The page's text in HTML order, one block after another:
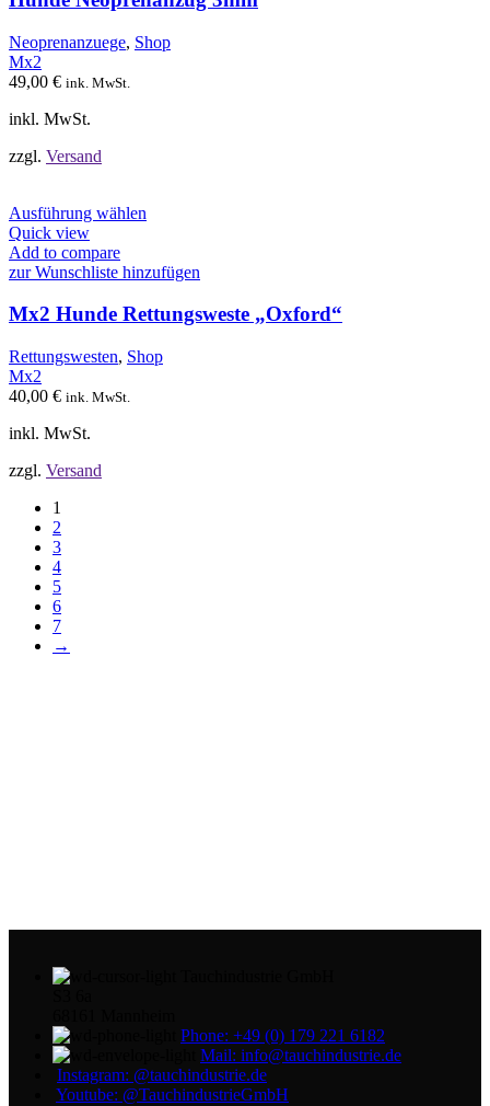
Die
Optionen
können
Neoprenanzuege, Shop
Mx2
49,00 € ink. MwSt.
inkl. MwSt.
zzgl. Versand
Ausführung wählen
mehrere
auf.
Optionen
können
Quick view
Add to compare
zur Wunschliste hinzufügen
Mx2 Hunde Rettungsweste „Oxford“
Rettungswesten, Shop
Mx2
40,00 € ink. MwSt.
inkl. MwSt.
zzgl. Versand
1
2
3
4
5
6
7
→
Phone: +49 (0) 179 221 6182
Mail: info@tauchindustrie.de
Instagram: @tauchindustrie.de
Youtube: @TauchindustrieGmbH